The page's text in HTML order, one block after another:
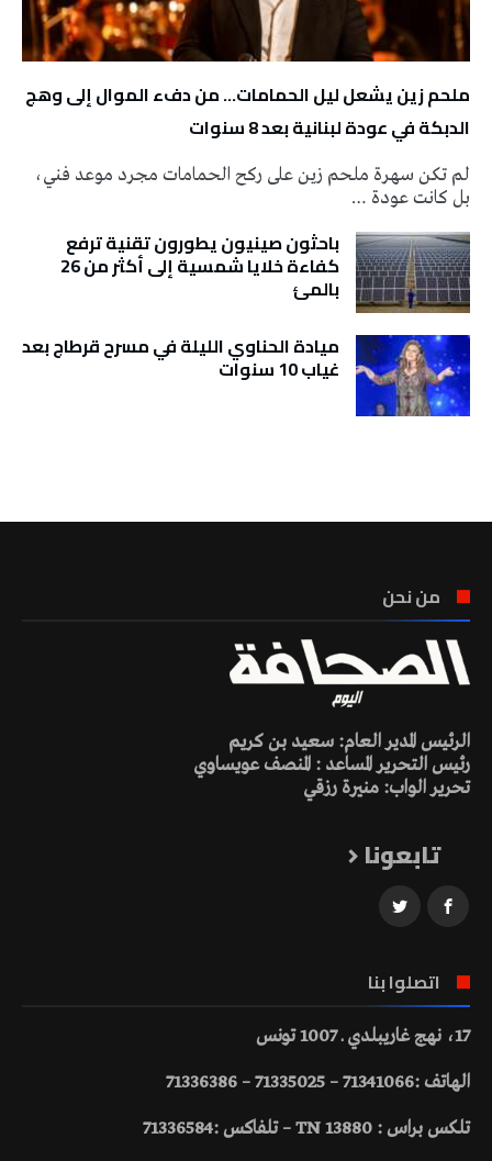
ملحم زين يشعل ليل الحمامات… من دفء الموال إلى وهج
الدبكة في عودة لبنانية بعد 8 سنوات
لم تكن سهرة ملحم زين على ركح الحمامات مجرد موعد فني،
بل كانت عودة …
باحثون صينيون يطورون تقنية ترفع
كفاءة خلايا شمسية إلى أكثر من 26
بالمئ
ميادة الحناوي الليلة في مسرح قرطاج بعد
غياب 10 سنوات
من نحن
الرئيس المدير العام: سعيد بن كريم
رئيس التحرير المساعد : المنصف عويساوي
تحرير الواب: منيرة رزقي
تابعونا
اتصلوا بنا
17، نهج غاريبلدي ـ 1007 تونس
الهاتف :71341066 – 71335025 – 71336386
تلكس براس : 13880 TN – تلفاكس :71336584